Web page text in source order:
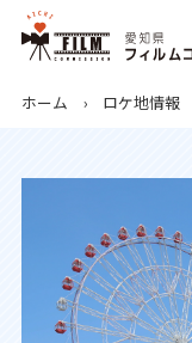
ホーム ロケ地情報